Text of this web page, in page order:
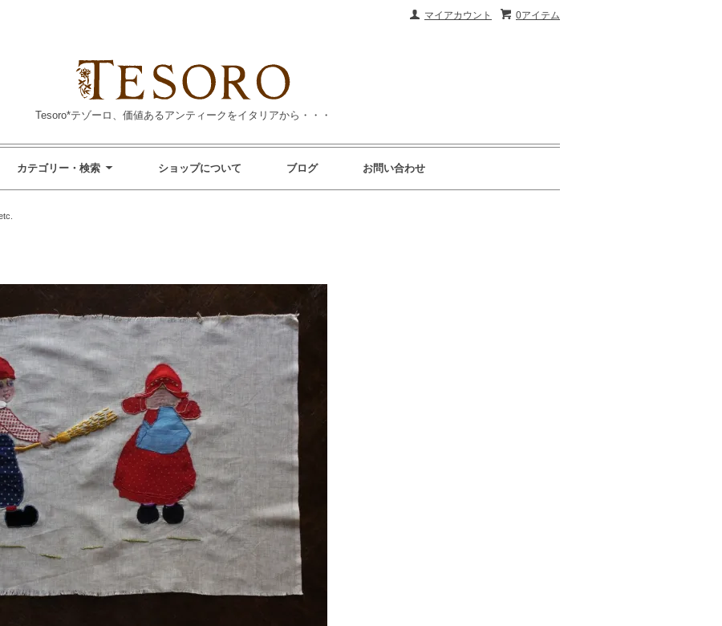
0アイテム
マイアカウント
Tesoro*テゾーロ、価値あるアンティークをイタリアから・・・
カテゴリー・検索 ショップについて ブログ お問い合わせ